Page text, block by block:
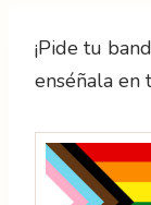
¡Pide tu
enséñala en